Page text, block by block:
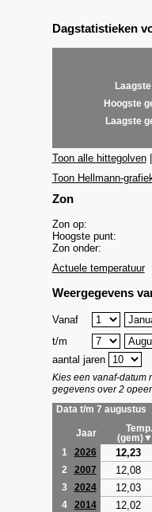
Dagstatistieken
Hoogste
Laagste
Toon alle hittegolven|
Toon Hellmann-
Zon
Zon op:
Hoogste punt:
Zon onder:
Actuele temperatuur
Weergegevens
Vanaf
t/m
aantal jaren
Kies een vanaf-datum
gegevens over 2
Data t/m 7 augustus
Jaar
Temp.
(gem)▼
1
2026 12,23
2 2007 12,08
3 2024 12,03
4 2014 12,02